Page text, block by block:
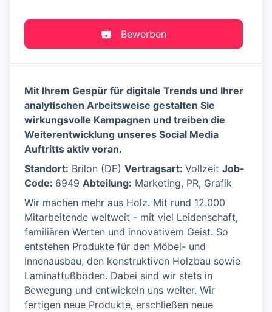
Bewerben
Mit Ihrem Gespür für digitale Trends und Ihrer
analytischen Arbeitsweise gestalten Sie
wirkungsvolle Kampagnen und treiben die
Weiterentwicklung unseres Social Media
Auftritts aktiv voran.
Standort: Brilon (DE) Vertragsart: Vollzeit Job-
Code: 6949 Abteilung: Marketing, PR, Grafik
Wir machen mehr aus Holz. Mit rund 12.000
Mitarbeitende weltweit - mit viel Leidenschaft,
familiären Werten und innovativem Geist. So
entstehen Produkte für den Möbel- und
Innenausbau, den konstruktiven Holzbau sowie
Laminatfußböden. Dabei sind wir stets in
Bewegung und entwickeln uns weiter. Wir
fertigen neue Produkte, erschließen neue